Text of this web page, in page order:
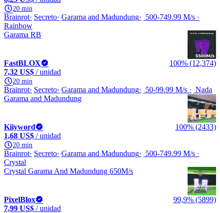
20 min
Brainrot Secreto Garama and Madundung
500-749.99 M/s
Rainbow
Garama RB
FastBLOX
100% (12,374)
7,32 US$ / unidad
20 min
Brainrot Secreto Garama and Madundung 50-99.99 M/s
Nada
Garama and Madundung
Kiiyword
100% (2433)
1,68 US$ / unidad
20 min
Brainrot Secreto Garama and Madundung
500-749.99 M/s
Crystal
Crystal Garama And Madundung 650M/s
PixelBlox
99,9% (5899)
7,99 US$ / unidad